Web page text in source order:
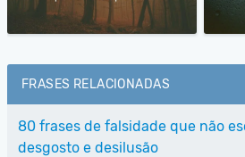
FRASES RELACIONADAS
80 frases de falsidade que não
desgosto e desilusão